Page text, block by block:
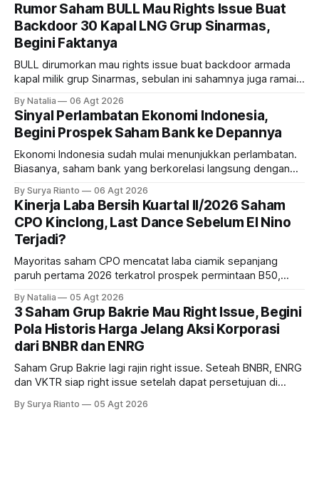
Rumor Saham BULL Mau Rights Issue Buat
Backdoor 30 Kapal LNG Grup Sinarmas,
Begini Faktanya
BULL dirumorkan mau rights issue buat backdoor armada
kapal milik grup Sinarmas, sebulan ini sahamnya juga ramai
masih menarik dilirik?
By Natalia 06 Agt 2026
Sinyal Perlambatan Ekonomi Indonesia,
Begini Prospek Saham Bank ke Depannya
Ekonomi Indonesia sudah mulai menunjukkan perlambatan.
Biasanya, saham bank yang berkorelasi langsung dengan
bank ke depannya?
By Surya Rianto 06 Agt 2026
Kinerja Laba Bersih Kuartal II/2026 Saham
CPO Kinclong, Last Dance Sebelum El Nino
Terjadi?
Mayoritas saham CPO mencatat laba ciamik sepanjang
paruh pertama 2026 terkatrol prospek permintaan B50,
diprediksi semakin terlihat mendekati 2027. Kira-kira gimana
prospeknya? apakah masih menarik dilirik sektor ini?
By Natalia 05 Agt 2026
3 Saham Grup Bakrie Mau Right Issue, Begini
Pola Historis Harga Jelang Aksi Korporasi
dari BNBR dan ENRG
Saham Grup Bakrie lagi rajin right issue. Seteah BNBR, ENRG
dan VKTR siap right issue setelah dapat persetujuan di
pola saham Grup Bakrie jelang right issue
By Surya Rianto 05 Agt 2026